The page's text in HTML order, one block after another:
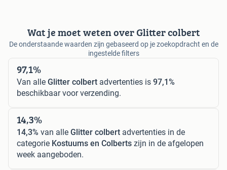
Wat je moet weten over Glitter colbert
De onderstaande waarden zijn gebaseerd op je zoekopdracht en de
ingestelde filters
97,1%
Van alle Glitter colbert advertenties is 97,1%
beschikbaar voor verzending.
14,3%
14,3% van alle Glitter colbert advertenties in de
categorie Kostuums en Colberts zijn in de afgelopen
week aangeboden.